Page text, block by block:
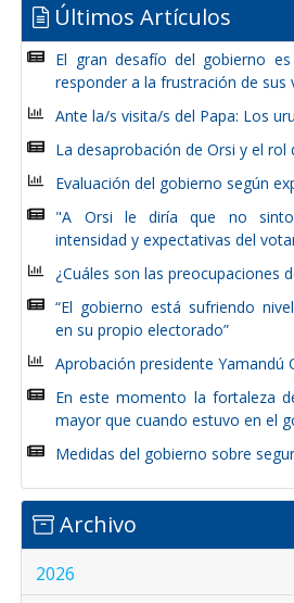
Últimos Artículos
El gran desafío del gobierno
responder a la frustración de sus
Ante la/s visita/s del Papa: Los
La desaprobación de Orsi y el rol
Evaluación del gobierno según
"A Orsi le diría que no
intensidad y expectativas del
¿Cuáles son las preocupaciones
“El gobierno está sufriendo
en su propio electorado”
Aprobación presidente Yamandú
En este momento la fortaleza
mayor que cuando estuvo en el
Medidas del gobierno sobre
Archivo
2026